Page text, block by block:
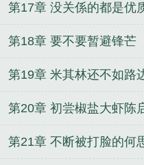
第17章 没关係的都是优
第18章 要不要暂避锋芒
第19章 米其林还不如路
第20章 初尝椒盐大虾陈
第21章 不断被打脸的何